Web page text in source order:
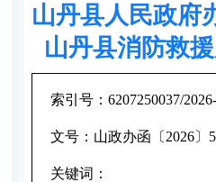
山丹县人民政府
山丹县消防救
索引号： 6207250037/
文号： 山政办函〔2026〕
关键词：